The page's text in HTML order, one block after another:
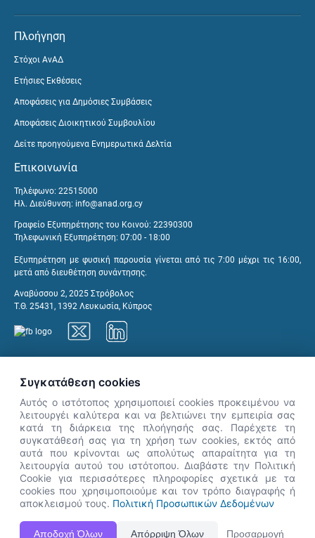
Πλοήγηση
Στόχοι ΑνΑΔ
Ετήσιες Εκθέσεις
Αποφάσεις για Δημόσιες Συμβάσεις
Αποφάσεις Διοικητικού Συμβουλίου
Δείτε προηγούμενα Ενημερωτικά Δελτία
Επικοινωνία
Τηλέφωνο: 22515000
Ηλ. Διεύθυνση: info@anad.org.cy
Γραφείο Εξυπηρέτησης του Κοινού: 22390300
Τηλεφωνική Εξυπηρέτηση: 07:00 - 18:00
Εξυπηρέτηση με φυσική παρουσία γίνεται από τις 7:00 μέχρι τις 16:00,
μετά από διευθέτηση συνάντησης.
Αναβύσσου 2, 2025 Στρόβολος
Τ.Θ. 25431, 1392 Λευκωσία, Κύπρος
Η Ιστοσελίδα ΑνΑΔ είναι πλήρως συμβατή με τις νεότερες εκδόσεις, Google Chrome, Mozilla Firefox,
Apple Safari καθώς και Internet Explorer.
👋 Καλώς ήρθες! Είμαι η Νόησις.
Πες μου πώς μπορώ να σε βοηθήσω
σήμερα.
Συγκατάθεση cookies
Αυτός ο ιστότοπος χρησιμοποιεί cookies προκειμένου να
λειτουργέι καλύτερα και να βελτιώνει την εμπειρία σας
κατά τη διάρκεια της πλοήγησής σας. Παρέχετε τη
συγκατάθεσή σας για τη χρήση των cookies, εκτός από
αυτά που κρίνονται ως απολύτως απαραίτητα για τη
λειτουργία αυτού του ιστότοπου. Διαβάστε την Πολιτική
Cookie για περισσότερες πληροφορίες σχετικά με τα
cookies που χρησιμοποιούμε και τον τρόπο διαγραφής ή
αποκλεισμού τους. Πολιτική Προσωπικών Δεδομένων
Αποδοχή Όλων Απόρριψη Όλων Προσαρμογή